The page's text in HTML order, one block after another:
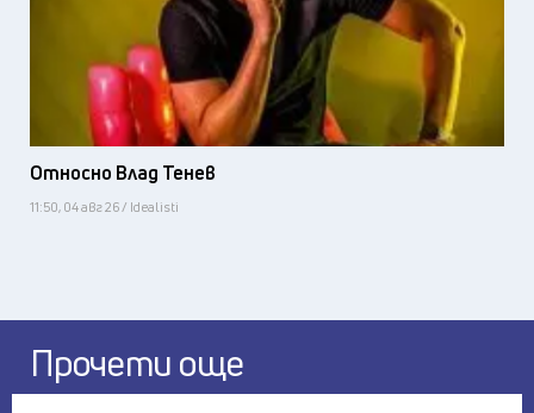
Относно Влад Тенев
11:50, 04 авг 26 / Idealisti
Прочети още